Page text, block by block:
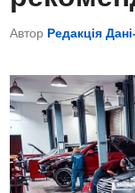
о
а
н
о
в
Автор Редакція